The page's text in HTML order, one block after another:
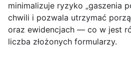
minimalizuje ryzyko „gaszenia
chwili i pozwala utrzymać
oraz ewidencjach — co w jest
liczba złożonych formularzy.